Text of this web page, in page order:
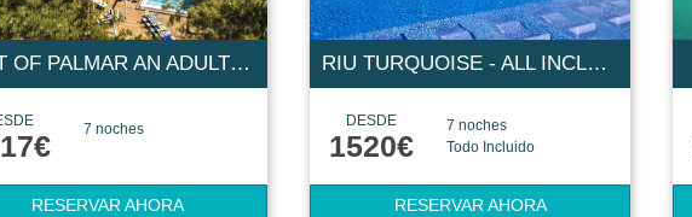
SALT OF PALMAR AN ADULT ONLY BOUTIQUE HOTEL MAURITIUS 5 ESTRELLAS
7 noches
RESERVAR AHORA
RIU TURQUOISE - ALL INCLUSIVE 4 ESTRELLAS
DESDE
1520€
7 noches
Todo Incluido
RESERVAR AHORA